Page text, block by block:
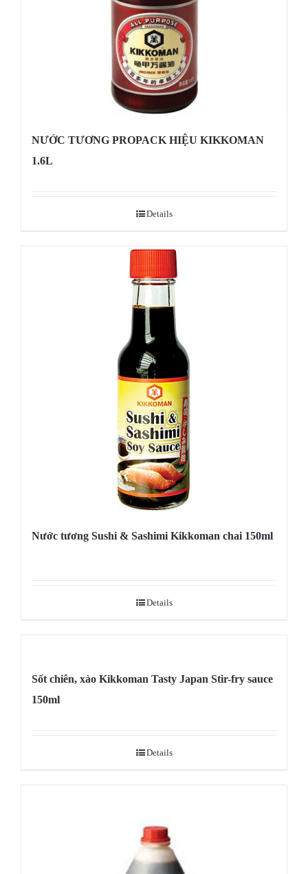
NƯỚC TƯƠNG PROPACK HIỆU KIKKOMAN
1.6L
Details
Nước tương Sushi & Sashimi Kikkoman chai 150ml
Details
Sốt chiên, xào Kikkoman Tasty Japan Stir-fry sauce
150ml
Details